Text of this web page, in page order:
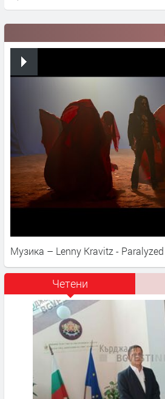
Музика – Lenny Kravitz - Paralyzed
Четени